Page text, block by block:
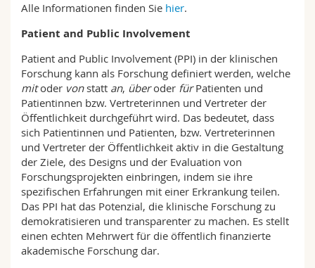
Alle Informationen finden Sie hier.
Patient and Public Involvement
Patient and Public Involvement (PPI) in der klinischen
Forschung kann als Forschung definiert werden, welche
mitoder vonstatt an, überoder fürPatienten und
Patientinnen bzw. Vertreterinnen und Vertreter der
Öffentlichkeit durchgeführt wird. Das bedeutet, dass
sich Patientinnen und Patienten, bzw. Vertreterinnen
und Vertreter der Öffentlichkeit aktiv in die Gestaltung
der Ziele, des Designs und der Evaluation von
Forschungsprojekten einbringen, indem sie ihre
spezifischen Erfahrungen mit einer Erkrankung teilen.
Das PPI hat das Potenzial, die klinische Forschung zu
demokratisieren und transparenter zu machen. Es stellt
einen echten Mehrwert für die öffentlich finanzierte
akademische Forschung dar.